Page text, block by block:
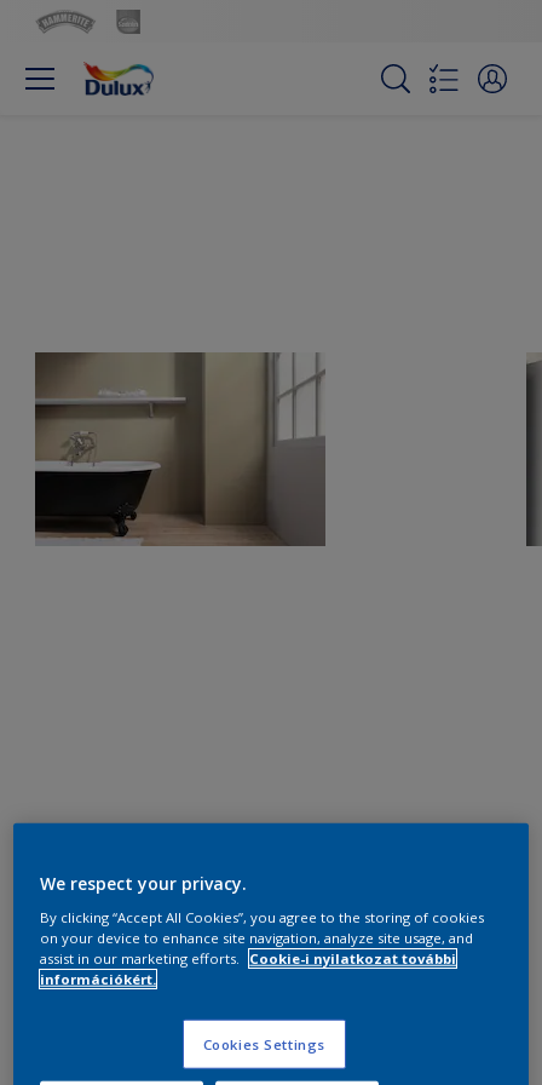
We respect your privacy.
By clicking “Accept All Cookies”, you agree to the storing of cookies
on your device to enhance site navigation, analyze site usage, and
assist in our marketing efforts.
Cookie-i nyilatkozat további
információkért.
Cookies Settings